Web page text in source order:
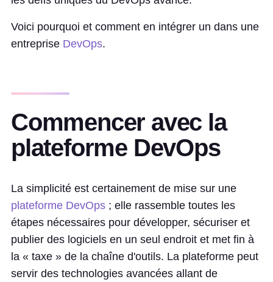
Voici pourquoi et comment en intégrer un dans une
entreprise DevOps.
Commencer avec la
plateforme DevOps
La simplicité est certainement de mise sur une
plateforme DevOps ; elle rassemble toutes les
étapes nécessaires pour développer, sécuriser et
publier des logiciels en un seul endroit et met fin à
la « taxe » de la chaîne d'outils. La plateforme peut
servir des technologies avancées allant de